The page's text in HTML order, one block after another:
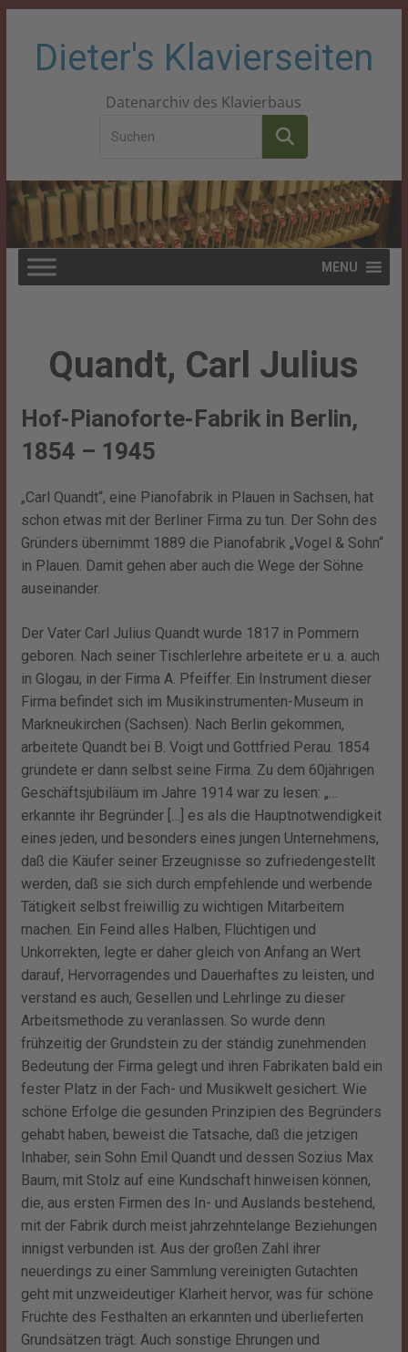
Dieter's Klavierseiten
Datenarchiv des Klavierbaus
MENU
Quandt, Carl Julius
Hof-Pianoforte-Fabrik in Berlin,
1854 – 1945
„Carl Quandt“, eine Pianofabrik in Plauen in Sachsen, hat
schon etwas mit der Berliner Firma zu tun. Der Sohn des
Gründers übernimmt 1889 die Pianofabrik „Vogel & Sohn“
in Plauen. Damit gehen aber auch die Wege der Söhne
auseinander.
Der Vater Carl Julius Quandt wurde 1817 in Pommern
geboren. Nach seiner Tischlerlehre arbeitete er u. a. auch
in Glogau, in der Firma A. Pfeiffer. Ein Instrument dieser
Firma befindet sich im Musikinstrumenten-Museum in
Markneukirchen (Sachsen). Nach Berlin gekommen,
arbeitete Quandt bei B. Voigt und Gottfried Perau. 1854
gründete er dann selbst seine Firma. Zu dem 60jährigen
Geschäftsjubiläum im Jahre 1914 war zu lesen: „…
erkannte ihr Begründer […] es als die Hauptnotwendigkeit
eines jeden, und besonders eines jungen Unternehmens,
daß die Käufer seiner Erzeugnisse so zufriedengestellt
werden, daß sie sich durch empfehlende und werbende
Tätigkeit selbst freiwillig zu wichtigen Mitarbeitern
machen. Ein Feind alles Halben, Flüchtigen und
Unkorrekten, legte er daher gleich von Anfang an Wert
darauf, Hervorragendes und Dauerhaftes zu leisten, und
verstand es auch, Gesellen und Lehrlinge zu dieser
Arbeitsmethode zu veranlassen. So wurde denn
frühzeitig der Grundstein zu der ständig zunehmenden
Bedeutung der Firma gelegt und ihren Fabrikaten bald ein
fester Platz in der Fach- und Musikwelt gesichert. Wie
schöne Erfolge die gesunden Prinzipien des Begründers
gehabt haben, beweist die Tatsache, daß die jetzigen
Inhaber, sein Sohn Emil Quandt und dessen Sozius Max
Baum, mit Stolz auf eine Kundschaft hinweisen können,
die, aus ersten Firmen des In- und Auslands bestehend,
mit der Fabrik durch meist jahrzehntelange Beziehungen
innigst verbunden ist. Aus der großen Zahl ihrer
neuerdings zu einer Sammlung vereinigten Gutachten
geht mit unzweideutiger Klarheit hervor, was für schöne
Früchte des Festhalten an erkannten und überlieferten
Grundsätzen trägt. Auch sonstige Ehrungen und